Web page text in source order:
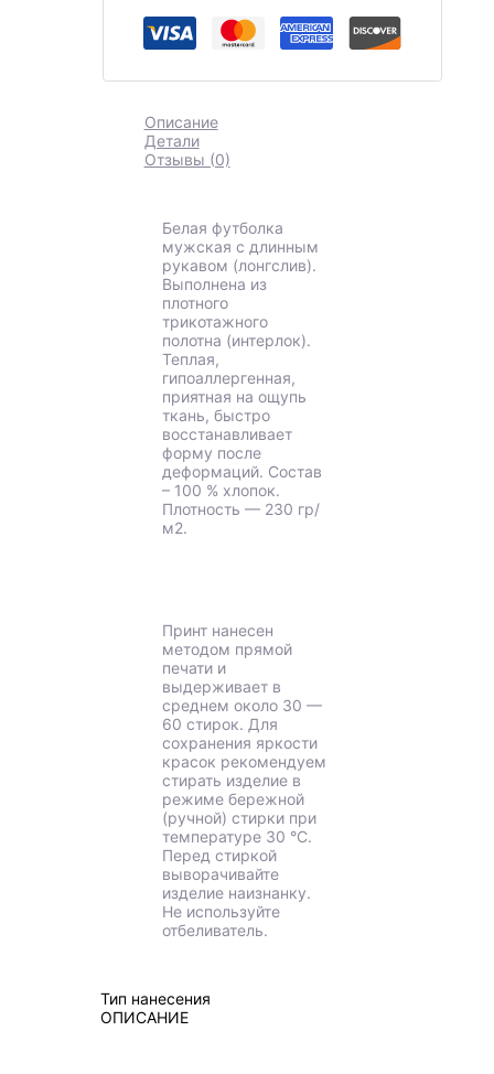
Описание
Детали
Отзывы (0)
Белая футболка
мужская с длинным
рукавом (лонгслив).
Выполнена из
плотного
трикотажного
полотна (интерлок).
Теплая,
гипоаллергенная,
приятная на ощупь
ткань, быстро
восстанавливает
форму после
деформаций. Состав
– 100 % хлопок.
Плотность — 230 гр/
м2.
Принт нанесен
методом прямой
печати и
выдерживает в
среднем около 30 —
60 стирок. Для
сохранения яркости
красок рекомендуем
стирать изделие в
режиме бережной
(ручной) стирки при
температуре 30 °C.
Перед стиркой
выворачивайте
изделие наизнанку.
Не используйте
отбеливатель.
Тип нанесения
ОПИСАНИЕ